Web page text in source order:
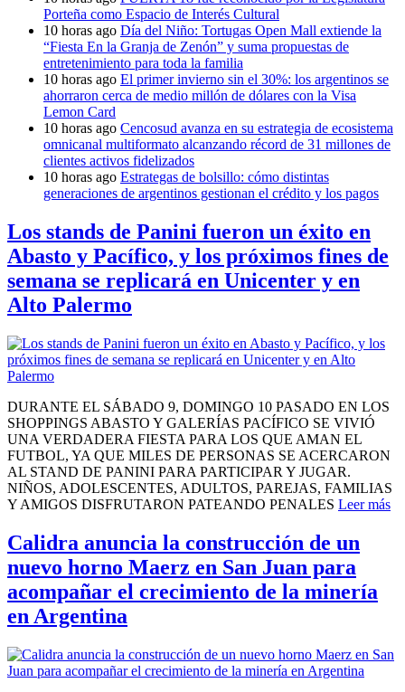
Porteña como Espacio de Interés Cultural
10 horas ago Día del Niño: Tortugas Open Mall extiende la
“Fiesta En la Granja de Zenón” y suma propuestas de
entretenimiento para toda la familia
10 horas ago El primer invierno sin el 30%: los argentinos se
ahorraron cerca de medio millón de dólares con la Visa
Lemon Card
10 horas ago Cencosud avanza en su estrategia de ecosistema
omnicanal multiformato alcanzando récord de 31 millones de
clientes activos fidelizados
10 horas ago Estrategas de bolsillo: cómo distintas
generaciones de argentinos gestionan el crédito y los pagos
Los stands de Panini fueron un éxito en
Abasto y Pacífico, y los próximos fines de
semana se replicará en Unicenter y en
Alto Palermo
DURANTE EL SÁBADO 9, DOMINGO 10 PASADO EN LOS
SHOPPINGS ABASTO Y GALERÍAS PACÍFICO SE VIVIÓ
UNA VERDADERA FIESTA PARA LOS QUE AMAN EL
FUTBOL, YA QUE MILES DE PERSONAS SE ACERCARON
AL STAND DE PANINI PARA PARTICIPAR Y JUGAR.
NIÑOS, ADOLESCENTES, ADULTOS, PAREJAS, FAMILIAS
Y AMIGOS DISFRUTARON PATEANDO PENALES Leer más
Calidra anuncia la construcción de un
nuevo horno Maerz en San Juan para
acompañar el crecimiento de la minería
en Argentina